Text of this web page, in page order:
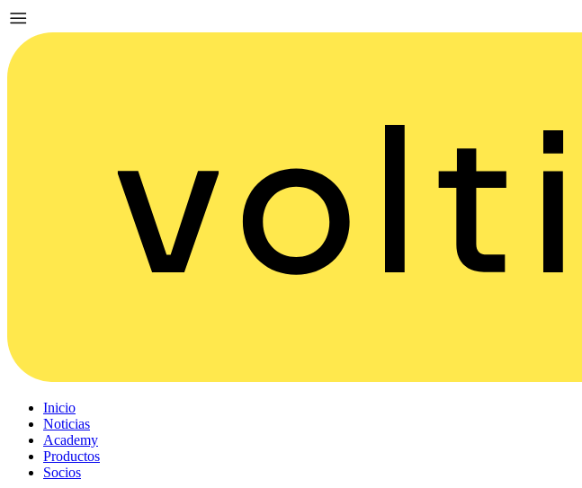
Inicio
Noticias
Academy
Productos
Socios